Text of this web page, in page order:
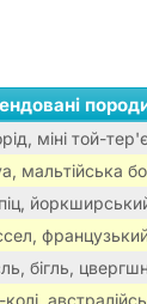
міні той-
мальтійська
бігль,